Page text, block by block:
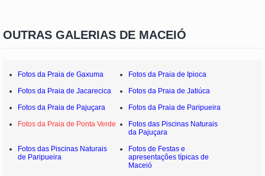
OUTRAS GALERIAS DE MACEIÓ
Fotos da Praia de Gaxuma
Fotos da Praia de Ipioca
Fotos da Praia de Jacarecica
Fotos da Praia de Jatiúca
Fotos da Praia de Pajuçara
Fotos da Praia de Paripueira
Fotos da Praia de Ponta Verde
Fotos das Piscinas Naturais
da Pajuçara
Fotos das Piscinas Naturais
de Paripueira
Fotos de Festas e
apresentações típicas de
Maceió